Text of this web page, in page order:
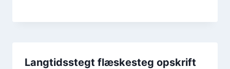
Langtidsstegt flæskesteg opskrift